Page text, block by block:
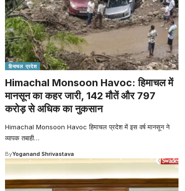
हिमाचल प्रदेश
Himachal Monsoon Havoc: हिमाचल में
मानसून का कहर जारी, 142 मौतें और 797
करोड़ से अधिक का नुकसान
Himachal Monsoon Havoc हिमाचल प्रदेश में इस वर्ष मानसून ने
व्यापक तबाही…
ByYoganand Shrivastava